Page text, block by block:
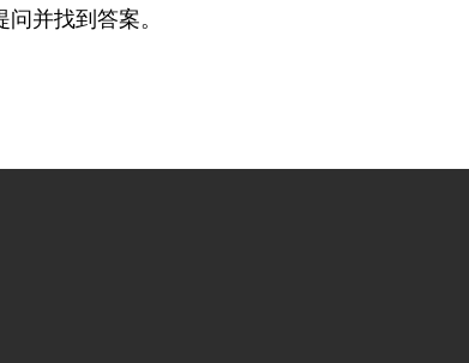
并找到答案。